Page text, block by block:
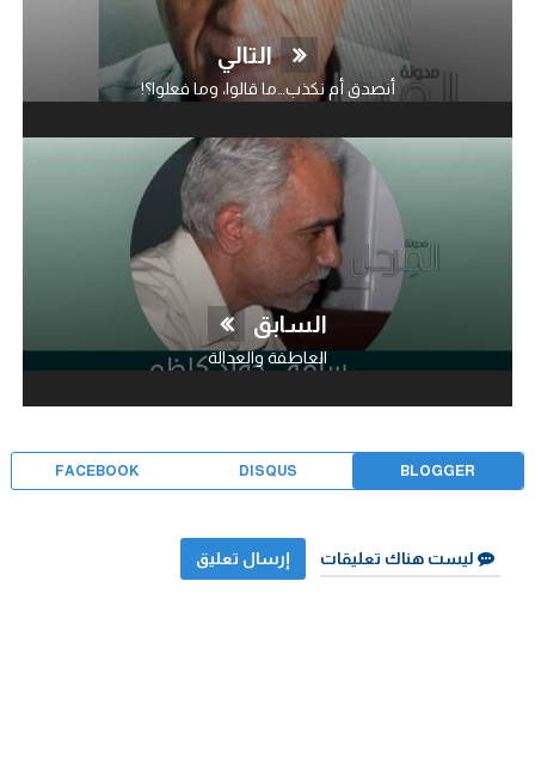
التالي
أنصدق أم نكذب…ما قالوا، وما فعلوا؟!
السابق
العاطفة والعدالة
BLOGGER
DISQUS
FACEBOOK
ليست هناك تعليقات إرسال تعليق